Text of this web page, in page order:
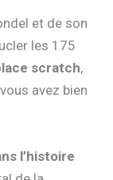
et de son
les 175
scratch,
avez bien
l’histoire